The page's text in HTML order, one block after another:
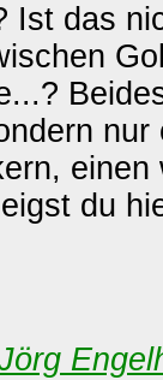
Ist das
einen
du